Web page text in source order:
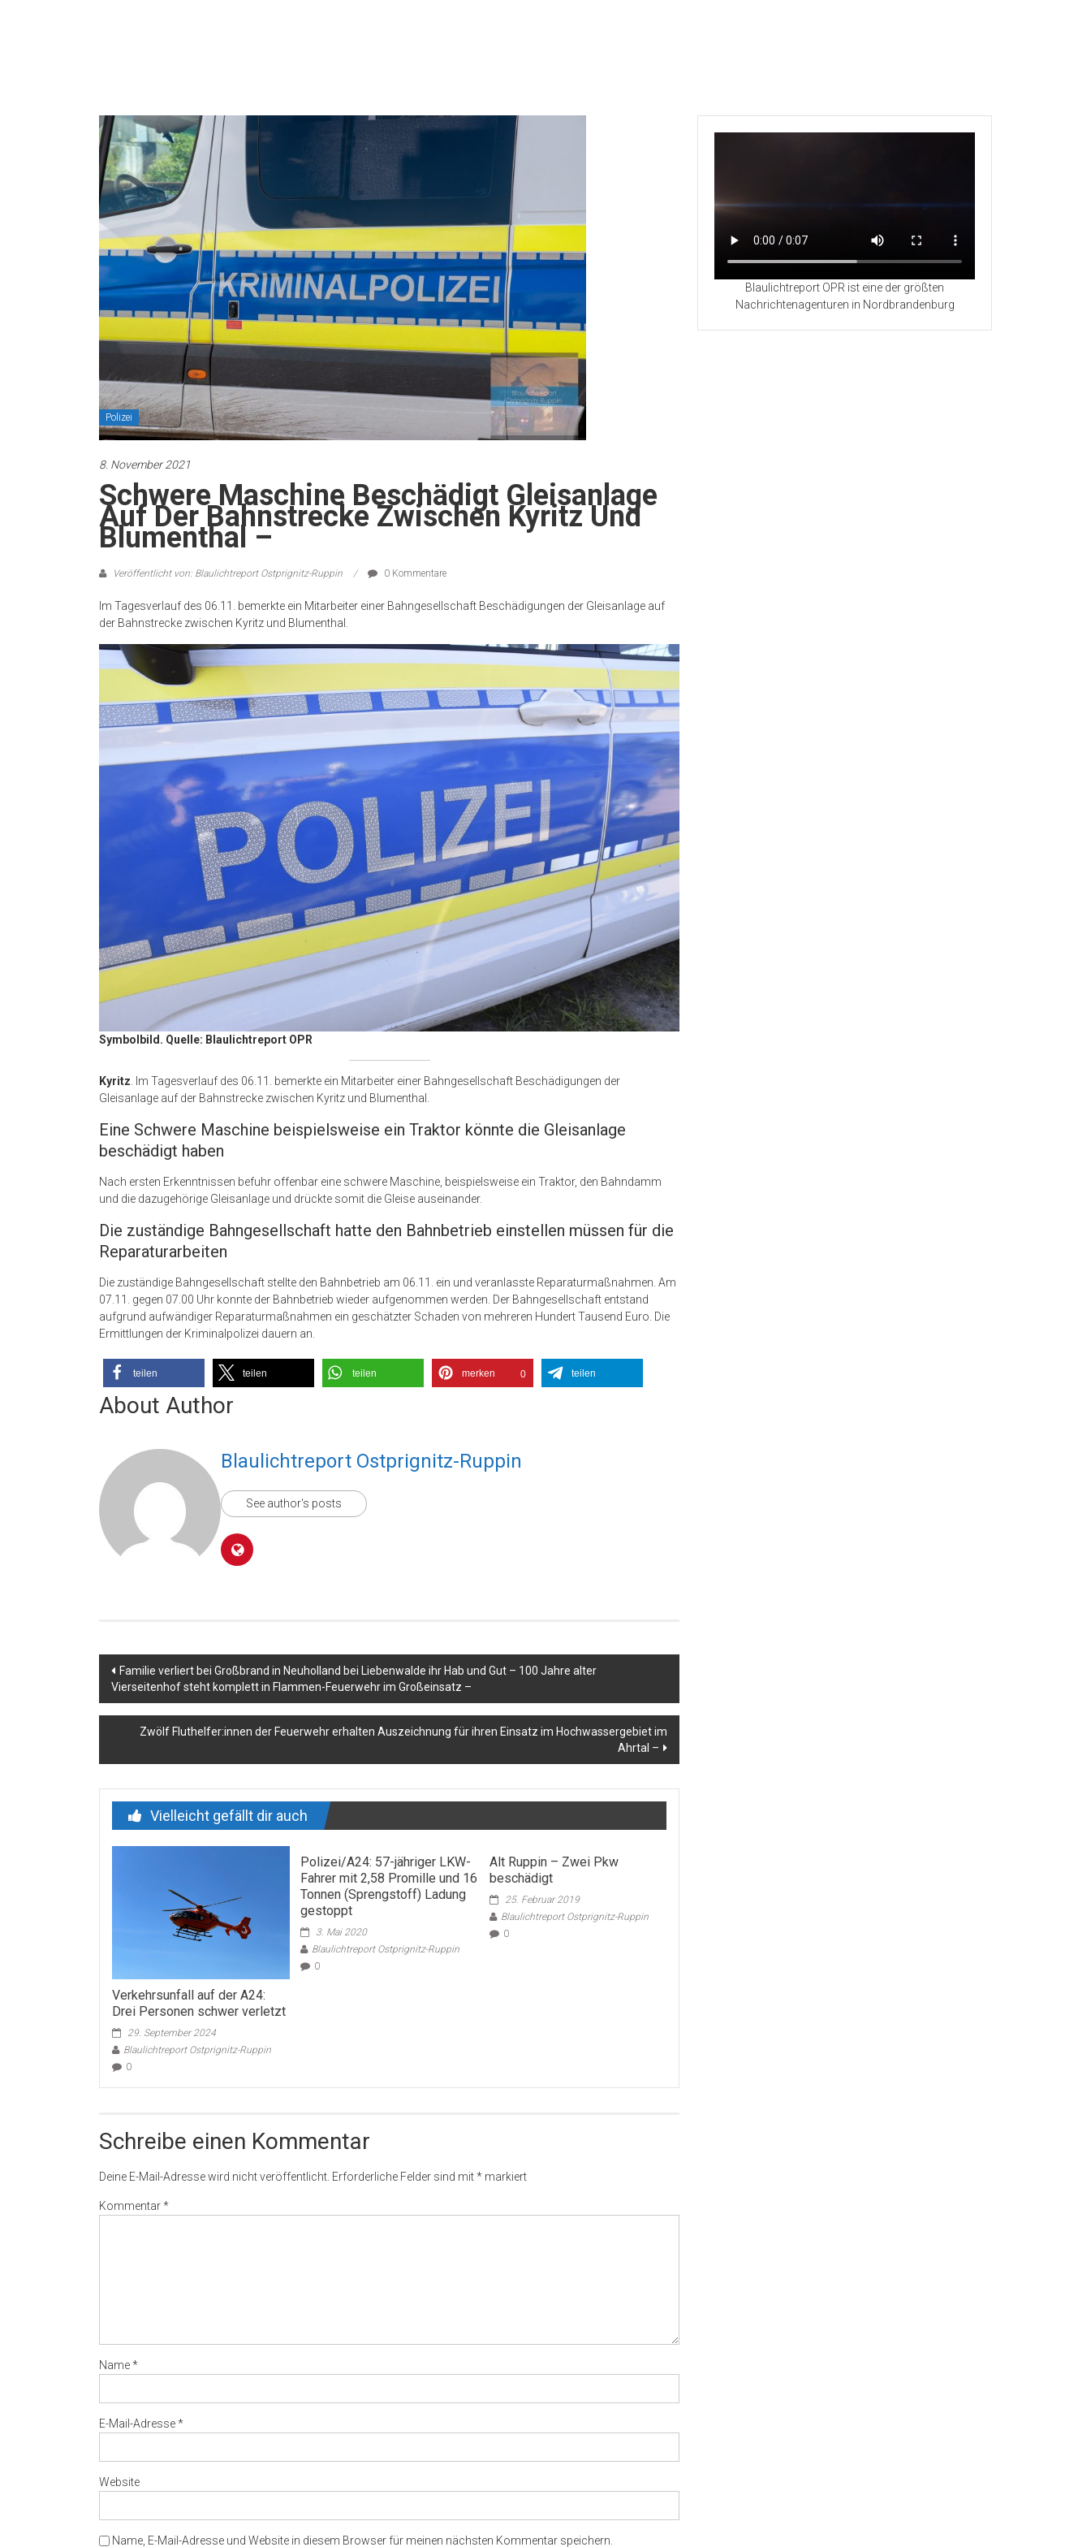
Polizei
8. November 2021
Schwere Maschine Beschädigt Gleisanlage
Auf Der Bahnstrecke Zwischen Kyritz Und
Blumenthal –
Veröffentlicht von: Blaulichtreport Ostprignitz-Ruppin 0 Kommentare
Im Tagesverlauf des 06.11. bemerkte ein Mitarbeiter einer Bahngesellschaft Beschädigungen der Gleisanlage auf
der Bahnstrecke zwischen Kyritz und Blumenthal.
Symbolbild. Quelle: Blaulichtreport OPR
Kyritz . Im Tagesverlauf des 06.11. bemerkte ein Mitarbeiter einer Bahngesellschaft Beschädigungen der
Gleisanlage auf der Bahnstrecke zwischen Kyritz und Blumenthal.
Eine Schwere Maschine beispielsweise ein Traktor könnte die Gleisanlage
beschädigt haben
Nach ersten Erkenntnissen befuhr offenbar eine schwere Maschine, beispielsweise ein Traktor, den Bahndamm
und die dazugehörige Gleisanlage und drückte somit die Gleise auseinander.
Die zuständige Bahngesellschaft hatte den Bahnbetrieb einstellen müssen für die
Reparaturarbeiten
Die zuständige Bahngesellschaft stellte den Bahnbetrieb am 06.11. ein und veranlasste Reparaturmaßnahmen. Am
07.11. gegen 07.00 Uhr konnte der Bahnbetrieb wieder aufgenommen werden. Der Bahngesellschaft entstand
aufgrund aufwändiger Reparaturmaßnahmen ein geschätzter Schaden von mehreren Hundert Tausend Euro. Die
Ermittlungen der Kriminalpolizei dauern an.
teilen teilen teilen merken 0 teilen
About Author
Blaulichtreport Ostprignitz-Ruppin
See author's posts
Beitragsnavigation
Familie verliert bei Großbrand in Neuholland bei Liebenwalde ihr Hab und Gut – 100 Jahre alter
Vierseitenhof steht komplett in Flammen-Feuerwehr im Großeinsatz –
Zwölf Fluthelfer:innen der Feuerwehr erhalten Auszeichnung für ihren Einsatz im Hochwassergebiet im
Ahrtal –
Vielleicht gefällt dir auch
Verkehrsunfall auf der A24:
Drei Personen schwer verletzt
29. September 2024
Blaulichtreport Ostprignitz-Ruppin
0
Polizei/A24: 57-jähriger LKW-
Fahrer mit 2,58 Promille und 16
Tonnen (Sprengstoff) Ladung
gestoppt
3. Mai 2020
Blaulichtreport Ostprignitz-Ruppin
0
Alt Ruppin – Zwei Pkw
beschädigt
25. Februar 2019
Blaulichtreport Ostprignitz-Ruppin
0
Schreibe einen Kommentar
Deine E-Mail-Adresse wird nicht veröffentlicht. Erforderliche Felder sind mit* markiert
Kommentar*
Name*
E-Mail-Adresse*
Website
Name, E-Mail-Adresse und Website in diesem Browser für meinen nächsten Kommentar speichern.
Blaulichtreport OPR ist eine der größten
Nachrichtenagenturen in Nordbrandenburg